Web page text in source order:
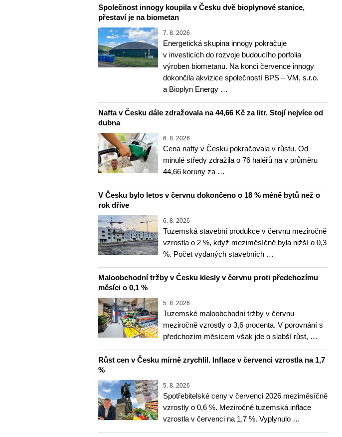
Společnost innogy koupila v Česku dvě bioplynové stanice,
přestaví je na biometan
7. 8. 2026
Energetická skupina innogy pokračuje
v investicích do rozvoje budoucího porfolia
výroben biometanu. Na konci července innogy
dokončila akvizice společností BPS – VM, s.r.o.
a Bioplyn Energy …
Nafta v Česku dále zdražovala na 44,66 Kč za litr. Stojí nejvíce od
dubna
6. 8. 2026
Cena nafty v Česku pokračovala v růstu. Od
minulé středy zdražila o 76 haléřů na v průměru
44,66 koruny za …
V Česku bylo letos v červnu dokončeno o 18 % méně bytů než o
rok dříve
6. 8. 2026
Tuzemská stavební produkce v červnu meziročně
vzrostla o 2 %, když meziměsíčně byla nižší o 0,3
%. Počet vydaných stavebních …
Maloobchodní tržby v Česku klesly v červnu proti předchozímu
měsíci o 0,1 %
5. 8. 2026
Tuzemské maloobchodní tržby v červnu
meziročně vzrostly o 3,6 procenta. V porovnání s
předchozím měsícem však jde o slabší růst, …
Růst cen v Česku mírně zrychlil. Inflace v červenci vzrostla na 1,7
%
5. 8. 2026
Spotřebitelské ceny v červenci 2026 meziměsíčně
vzrostly o 0,6 %. Meziročně tuzemská inflace
vzrostla v červenci na 1,7 %. Vyplynulo …